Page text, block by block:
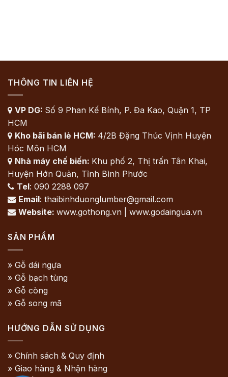
THÔNG TIN LIÊN HỆ
 VP DG: Số 9 Phan Kế Bính, P. Đa Kao, Quận 1, TP
HCM
 Kho bãi bán lẻ HCM: 4/2B Đặng Thúc Vịnh Huyện
Hóc Môn HCM
 Nhà máy chế biến: Khu phố 2, Thị trấn Tân Khai,
Huyện Hớn Quản, Tỉnh Bình Phước
 Tel: 090 2288 097
 Email: thaibinhduonglumber@gmail.com
 Website: www.gothong.vn | www.godaingua.vn
SẢN PHẨM
» Gỗ dái ngựa
» Gỗ bạch tùng
» Gỗ còng
» Gỗ song mã
HƯỚNG DẪN SỬ DỤNG
» Chính sách & Quy định
» Giao hàng & Nhận hàng